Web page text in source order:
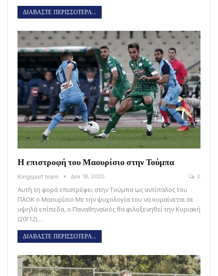
ΔΙΑΒΑΣΤΕ ΠΕΡΙΣΣΟΤΕΡΑ...
Η επιστροφή του Μαουρίσιο στην Τούμπα
Kingsport team Δεκ 18, 2020 0
Αυτή τη φορά επιστρέφει στην Τούμπα ως αντίπαλος του
ΠΑΟΚ ο Μαουρίσιο Με την ψυχολογία του να κυμαίνεται σε
υψηλά επίπεδα, ο Παναθηναϊκός θα φιλοξενηθεί την Κυριακή
(20/12)…
ΔΙΑΒΑΣΤΕ ΠΕΡΙΣΣΟΤΕΡΑ...